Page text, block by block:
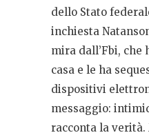
dello Stato
inchiesta
mira dall’Fbi, che
casa e le ha
dispositivi
messaggio:
racconta la